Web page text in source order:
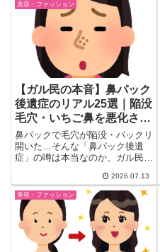
美容・ファッション
【ガル民の本音】鼻パック
後遺症のリアル25選｜陥没
毛穴・いちご鼻を悪化させ
ない毛穴ケア術
鼻パックで毛穴が陥没・パックリ
開いた…そんな「鼻パック後遺
症」の噂は本当なのか、ガル民の
遺伝か脂性肌か、安全な角栓ケア
の方法、セザンヌ・エテュセの毛
穴カバーコスメ、レーザーや脱毛
などの美容医療の選択肢まで、い
ちご鼻に悩む人必見の情報をまと
めました。
2026.07.13
美容・ファッション